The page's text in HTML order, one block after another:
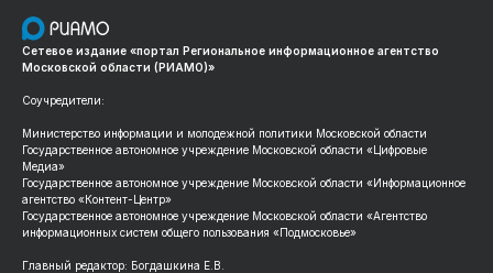
Сетевое издание «портал Региональное информационное агентство
Московской области (РИАМО)»
Соучредители:
Министерство информации и молодежной политики Московской области
Государственное автономное учреждение Московской области «Цифровые
Медиа»
Государственное автономное учреждение Московской области «Информационное
агентство «Контент-Центр»
Государственное автономное учреждение Московской области «Агентство
информационных систем общего пользования «Подмосковье»
Главный редактор: Богдашкина Е.В.